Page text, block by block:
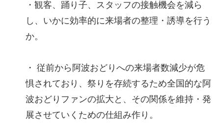
・観客、踊り子、スタッフの接触機会を減ら
し、いかに効率的に来場者の整理・誘導を行う
か。
・ 従前から阿波おどりへの来場者数減少が危
惧されており、祭りを存続するため全国的な阿
波おどりファンの拡大と、その関係を維持・発
展させていくための仕組み作り。